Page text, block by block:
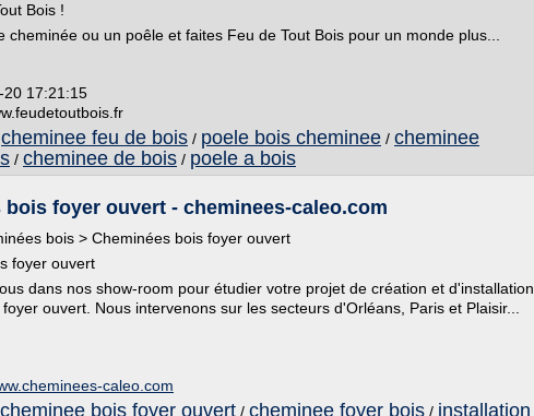
Bois !
cheminée ou un poêle et faites Feu de Tout Bois pour un monde plus...
20 17:21:15
cheminee feu de bois / poele bois cheminee / cheminee
/ cheminee de bois / poele a bois
bois foyer ouvert - cheminees-caleo.com
bois > Cheminées bois foyer ouvert
foyer ouvert
dans nos show-room pour étudier votre projet de création et d'installation
ouvert. Nous intervenons sur les secteurs d'Orléans, Paris et Plaisir...
caleo.com
cheminee bois foyer ouvert / cheminee foyer bois / installation